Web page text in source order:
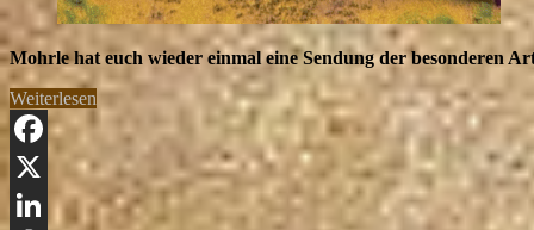
Mohrle hat euch wieder einmal eine Sendung der besonderen
Weiterlesen „Folk
Rock
Mohrle“
Facebook
X